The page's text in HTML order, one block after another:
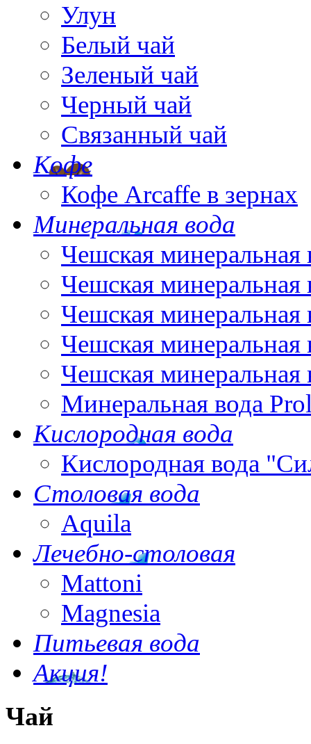
Улун
Белый чай
Зеленый чай
Черный чай
Связанный чай
Кофе
Кофе Arcaffe в зернах
Минеральная вода
Чешская минеральная
Чешская минеральная
Чешская минеральная
Чешская минеральная
Чешская минеральная
Минеральная вода
Кислородная вода
Кислородная вода
Столовая вода
Aquila
Лечебно-столовая
Mattoni
Magnesia
Питьевая вода
Акция!
Чай